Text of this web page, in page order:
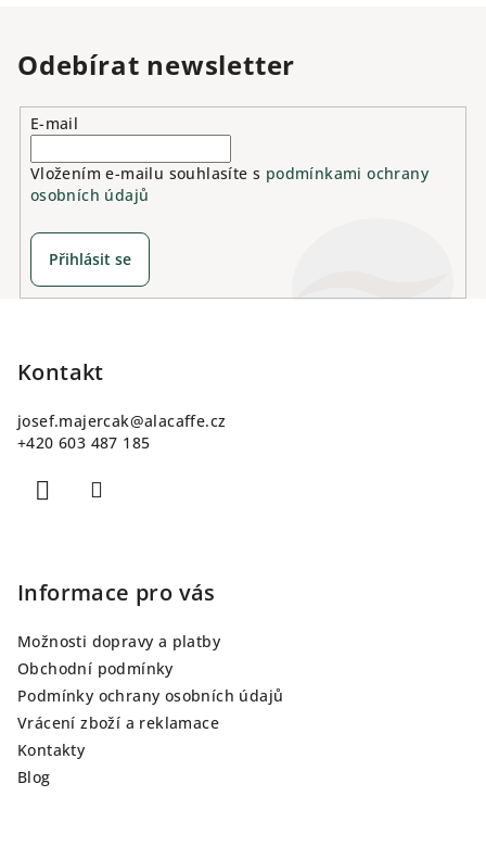
Odebírat newsletter
E-mail
Vložením e-mailu souhlasíte s podmínkami ochrany
osobních údajů
Přihlásit se
Kontakt
josef.majercak@alacaffe.cz
+420 603 487 185
Informace pro vás
Možnosti dopravy a platby
Obchodní podmínky
Podmínky ochrany osobních údajů
Vrácení zboží a reklamace
Kontakty
Blog